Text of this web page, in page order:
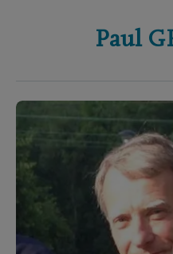
Paul